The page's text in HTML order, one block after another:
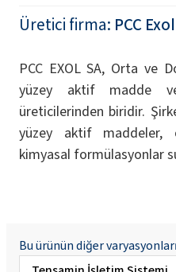
Üretici firma: PCC
PCC EXOL SA, Orta ve
yüzey aktif madde
üreticilerinden biridir.
yüzey aktif maddeler,
kimyasal formülasyonlar
Bu ürünün diğer